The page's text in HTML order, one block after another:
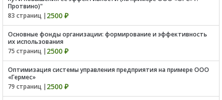
Протвино)"
83 страниц | 2500 ₽
Основные фонды организации: формирование и эффективность
их использования
75 страниц | 2500 ₽
Оптимизация системы управления предприятия на примере ООО
«Гермес»
79 страниц | 2500 ₽